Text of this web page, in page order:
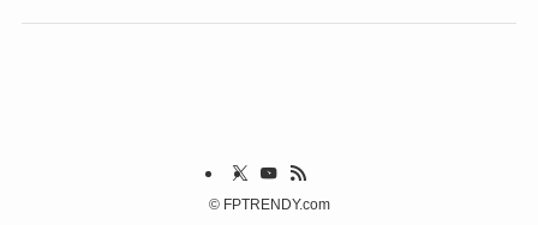
©FPTRENDY.com